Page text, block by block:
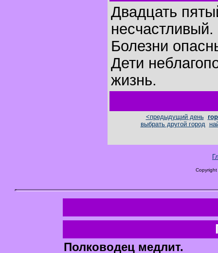
Двадцать
несчастливый.
Болезни
Дети
жизнь.
<предыдущий день
выбрать другой город
Полководец медлит.